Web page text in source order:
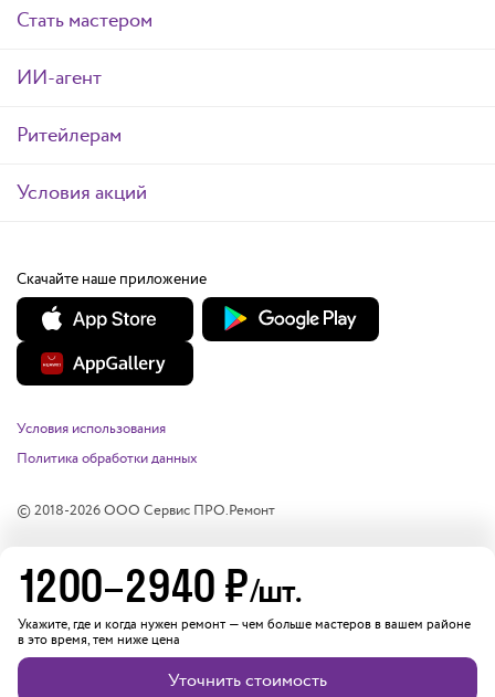
Стать мастером
ИИ-агент
Ритейлерам
Условия акций
Скачайте наше приложение
© 2018-2026ООО Сервис ПРО.Ремонт
Условия использования
Политика обработки данных
1200–2940₽/шт.
Укажите, где и когда нужен ремонт — чем больше мастеров в вашем районе
в это время, тем ниже цена
Уточнить стоимость